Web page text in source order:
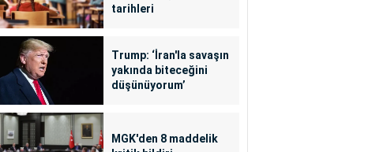
tarihleri
Trump: ‘İran'la savaşın
yakında biteceğini
düşünüyorum’
MGK'den 8 maddelik